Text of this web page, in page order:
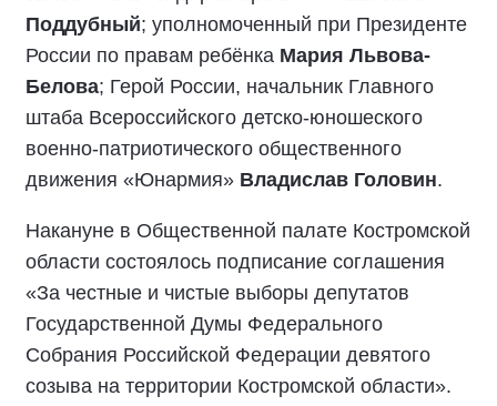
Поддубный; уполномоченный при Президенте
России по правам ребёнка Мария Львова-
Белова; Герой России, начальник Главного
штаба Всероссийского детско-юношеского
военно-патриотического общественного
движения «Юнармия» Владислав Головин.
Накануне в Общественной палате Костромской
области состоялось подписание соглашения
«За честные и чистые выборы депутатов
Государственной Думы Федерального
Собрания Российской Федерации девятого
созыва на территории Костромской области».